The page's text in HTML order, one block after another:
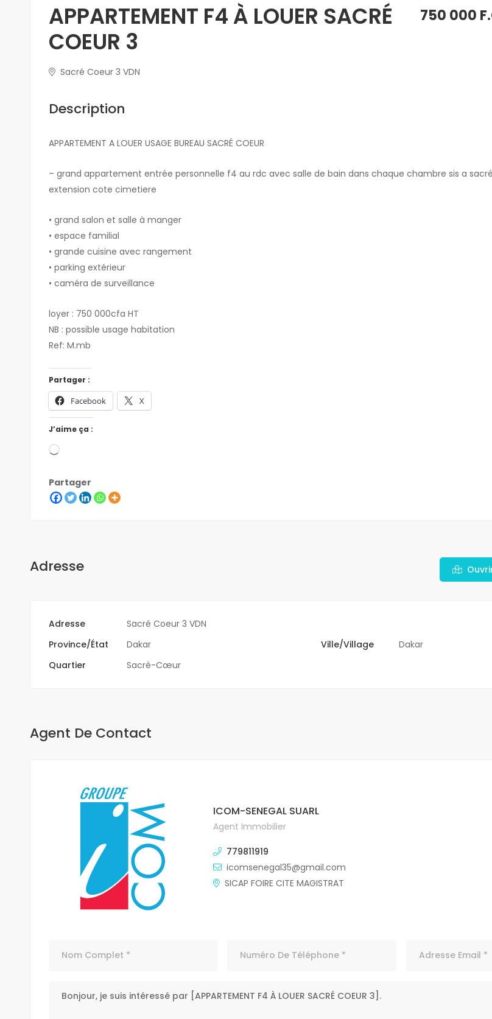
APPARTEMENT F4 À LOUER SACRÉ
COEUR 3
Sacré Coeur 3 VDN
750 000
Description
APPARTEMENT A LOUER USAGE BUREAU SACRÉ COEUR
– grand appartement entrée personnelle f4 au rdc avec salle de bain dans chaque chambre sis a
extension cote cimetiere
• grand salon et salle à manger
• espace familial
• grande cuisine avec rangement
• parking extérieur
• caméra de surveillance
loyer : 750 000cfa HT
NB : possible usage habitation
Ref: M.mb
Partager :
Facebook X
J’aime ça :
Partager
Adresse
Adresse
Sacré Coeur 3 VDN
Province/État
Dakar Ville/Village
Dakar
Quartier
Sacré-Cœur
Agent De Contact
ICOM-SENEGAL SUARL
Agent Immobilier
779811919
icomsenegal35@gmail.com
SICAP FOIRE CITE MAGISTRAT